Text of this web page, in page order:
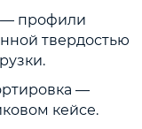
— профили
твердостью
—
кейсе.